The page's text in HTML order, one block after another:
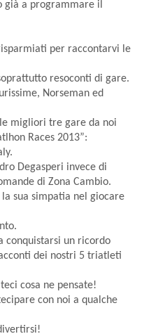
già a programmare il
per raccontarvi le
resoconti di gare.
Norseman ed
migliori tre gare da noi
Races 2013”:
Degasperi invece di
di Zona Cambio.
sua simpatia nel giocare
conquistarsi un ricordo
dei nostri 5 triatleti
cosa ne pensate!
con noi a qualche